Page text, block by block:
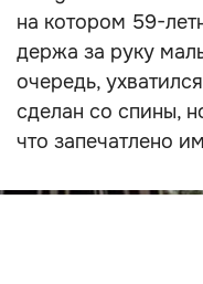
на котором 59-
держа за руку
очередь,
сделан со спины,
что запечатлено